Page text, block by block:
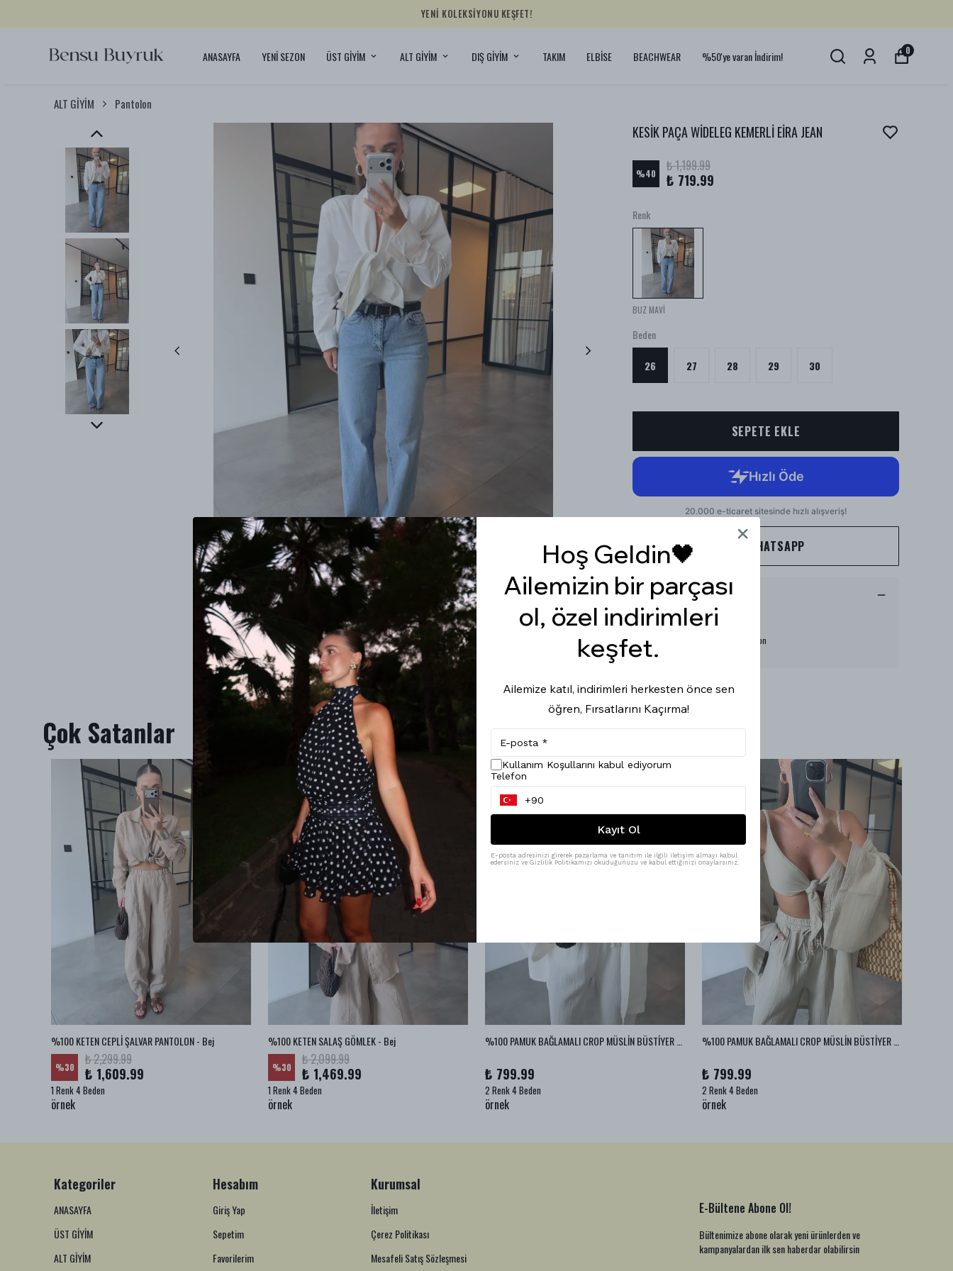
YENİ KOLEKSİYONU KEŞFET!
ANASAYFA YENİ SEZON ÜST GİYİM ALT GİYİM DIŞ GİYİM TAKIM ELBİSE BEACHWEAR %50'ye varan İndirim! 0
ALT GİYİM Pantolon
KESİK PAÇA WİDELEG KEMERLİ EİRA JEAN
%40 ₺ 1,199.99
₺ 719.99
Renk
BUZ MAVİ
Beden
26 27 28 29 30
SEPETE EKLE
WHATSAPP
Ürün Açıklaması
Model Ölçüleri : 167cm/53kg
Modelin Beden : 26 beden
Ürün İçeriği : 99%-1 Cotton
Ürün Boyu : 107 cm
Çok Satanlar
%100 KETEN CEPLİ ŞALVAR PANTOLON - Bej
%30 ₺ 2,299.99
₺ 1,609.99
1 Renk 4 Beden
örnek
%100 KETEN SALAŞ GÖMLEK - Bej
%30 ₺ 2,099.99
₺ 1,469.99
1 Renk 4 Beden
örnek
₺ 799.99
2 Renk 4 Beden
örnek
₺ 799.99
2 Renk 4 Beden
örnek
Kategoriler
ANASAYFA
ÜST GİYİM
ALT GİYİM
Hesabım
Giriş Yap
Sepetim
Favorilerim
Kurumsal
İletişim
Çerez Politikası
Mesafeli Satış Sözleşmesi
E-Bültene Abone Ol!
Bültenimize abone olarak yeni ürünlerden ve
kampanyalardan ilk sen haberdar olabilirsin
Hoş Geldin🖤
Ailemizin bir parçası
ol, özel indirimleri
keşfet.
Ailemize katıl, indirimleri herkesten önce sen
öğren, Fırsatlarını Kaçırma!
Kullanım Koşullarını kabul ediyorum
Telefon
Kayıt Ol
E-posta adresinizi girerek pazarlama ve tanıtım ile ilgili iletişim almayı kabul
edersiniz ve Gizlilik Politikamızı okuduğunuzu ve kabul ettiğinizi onaylarsınız.